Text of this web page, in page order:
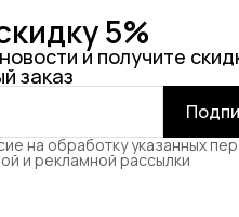
5%
и получите
заказ
на обработку указанных
и рекламной рассылки